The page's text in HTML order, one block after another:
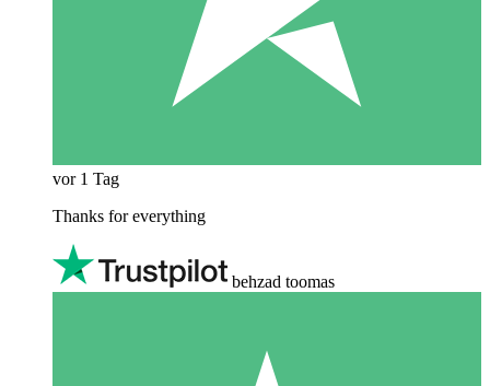
vor 1 Tag
Thanks for everything
behzad toomas